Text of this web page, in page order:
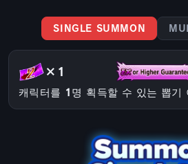
SINGLE SUMMON
×1
캐릭터를 1명 획득할 수 있는 뽑기